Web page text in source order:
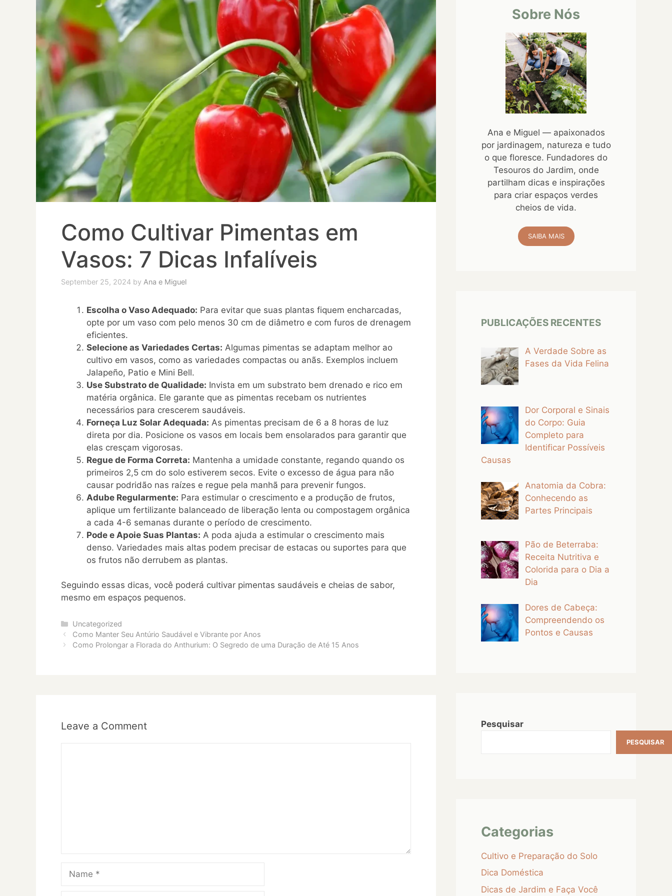
Como Cultivar Pimentas em
Vasos: 7 Dicas Infalíveis
September 25, 2024 by Ana e Miguel
Escolha o Vaso Adequado: Para evitar que suas plantas fiquem encharcadas,
opte por um vaso com pelo menos 30 cm de diâmetro e com furos de drenagem
eficientes.
Selecione as Variedades Certas: Algumas pimentas se adaptam melhor ao
cultivo em vasos, como as variedades compactas ou anãs. Exemplos incluem
Jalapeño, Patio e Mini Bell.
Use Substrato de Qualidade: Invista em um substrato bem drenado e rico em
matéria orgânica. Ele garante que as pimentas recebam os nutrientes
necessários para crescerem saudáveis.
Forneça Luz Solar Adequada: As pimentas precisam de 6 a 8 horas de luz
direta por dia. Posicione os vasos em locais bem ensolarados para garantir que
elas cresçam vigorosas.
Regue de Forma Correta: Mantenha a umidade constante, regando quando os
primeiros 2,5 cm do solo estiverem secos. Evite o excesso de água para não
causar podridão nas raízes e regue pela manhã para prevenir fungos.
Adube Regularmente: Para estimular o crescimento e a produção de frutos,
aplique um fertilizante balanceado de liberação lenta ou compostagem orgânica
a cada 4-6 semanas durante o período de crescimento.
Pode e Apoie Suas Plantas: A poda ajuda a estimular o crescimento mais
denso. Variedades mais altas podem precisar de estacas ou suportes para que
os frutos não derrubem as plantas.
Seguindo essas dicas, você poderá cultivar pimentas saudáveis e cheias de sabor,
mesmo em espaços pequenos.
Categories
Uncategorized
Como Manter Seu Antúrio Saudável e Vibrante por Anos
Como Prolongar a Florada do Anthurium: O Segredo de uma Duração de Até 15 Anos
Leave a Comment
Name
Sobre Nós
Ana e Miguel — apaixonados
por jardinagem, natureza e tudo
o que floresce. Fundadores do
Tesouros do Jardim, onde
partilham dicas e inspirações
para criar espaços verdes
cheios de vida.
SAIBA MAIS
PUBLICAÇÕES RECENTES
A Verdade Sobre as
Fases da Vida Felina
Dor Corporal e Sinais
do Corpo: Guia
Completo para
Identificar Possíveis
Causas
Anatomia da Cobra:
Conhecendo as
Partes Principais
Pão de Beterraba:
Receita Nutritiva e
Colorida para o Dia a
Dia
Dores de Cabeça:
Compreendendo os
Pontos e Causas
Pesquisar
PESQUISAR
Categorias
Cultivo e Preparação do Solo
Dica Doméstica
Dicas de Jardim e Faça Você